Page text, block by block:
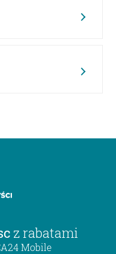
z rabatami
Mobile